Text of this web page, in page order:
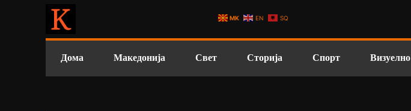
Дома Македонија Свет Сторија Спорт Визуелно
MK EN SQ